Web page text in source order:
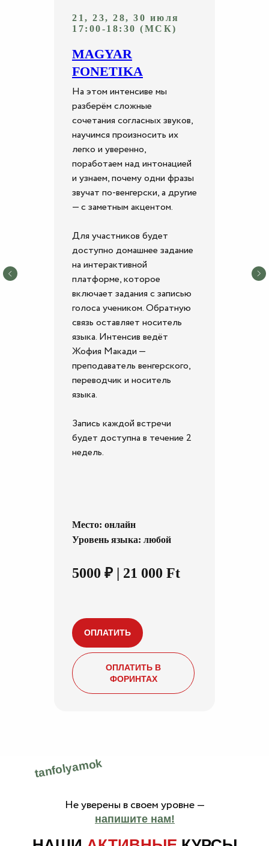
21, 23, 28, 30 июля
17:00-18:30 (МСК)
MAGYAR
FONETIKA
На этом интенсиве мы
разберём сложные
сочетания согласных звуков,
научимся произносить их
легко и уверенно,
поработаем над интонацией
и узнаем, почему одни фразы
звучат по-венгерски, а другие
— с заметным акцентом.
Для участников будет
доступно домашнее задание
на интерактивной
платформе, которое
включает задания с записью
голоса учеником. Обратную
связь оставляет носитель
языка. Интенсив ведёт
Жофия Макади —
преподаватель венгерского,
переводчик и носитель
языка.
Запись каждой встречи
будет доступна в течение 2
недель.
Место: онлайн
Уровень языка: любой
5000 ₽ | 21 000 Ft
ОПЛАТИТЬ
ОПЛАТИТЬ В
ФОРИНТАХ
tanfolyamok
Не уверены в своем уровне —
напишите нам!